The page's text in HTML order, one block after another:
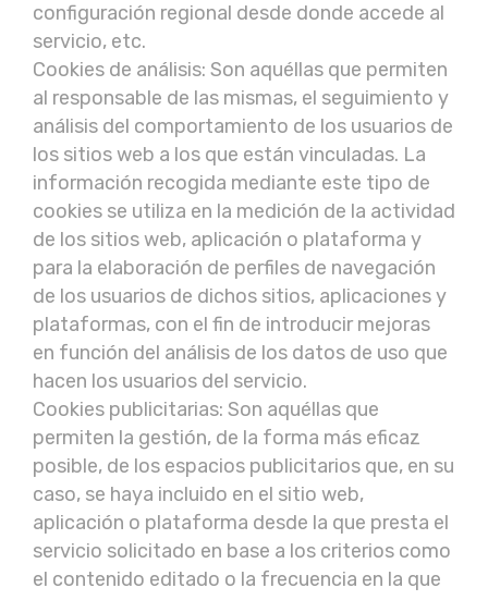
configuración regional desde donde accede al
servicio, etc.
Cookies de análisis: Son aquéllas que permiten
al responsable de las mismas, el seguimiento y
análisis del comportamiento de los usuarios de
los sitios web a los que están vinculadas. La
información recogida mediante este tipo de
cookies se utiliza en la medición de la actividad
de los sitios web, aplicación o plataforma y
para la elaboración de perfiles de navegación
de los usuarios de dichos sitios, aplicaciones y
plataformas, con el fin de introducir mejoras
en función del análisis de los datos de uso que
hacen los usuarios del servicio.
Cookies publicitarias: Son aquéllas que
permiten la gestión, de la forma más eficaz
posible, de los espacios publicitarios que, en su
caso, se haya incluido en el sitio web,
aplicación o plataforma desde la que presta el
servicio solicitado en base a los criterios como
el contenido editado o la frecuencia en la que